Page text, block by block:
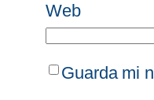
Web
Guarda mi